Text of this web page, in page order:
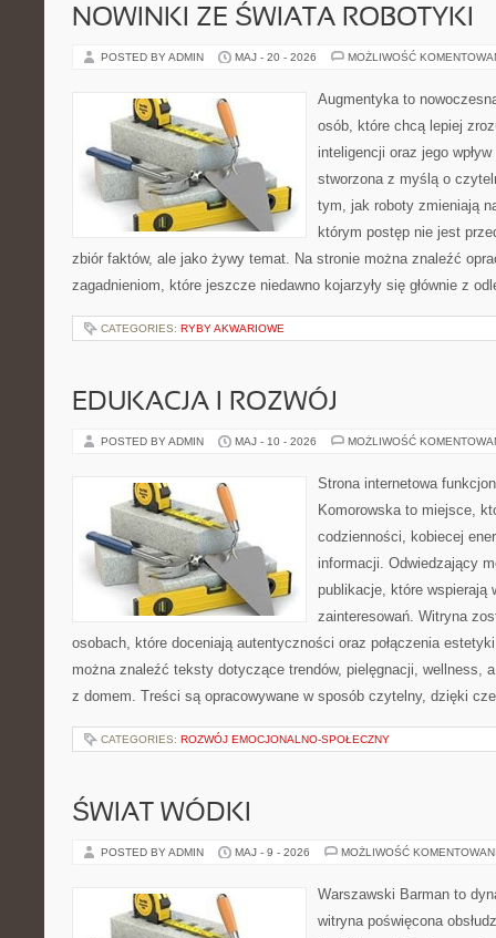
NOWINKI ZE ŚWIATA ROBOTYKI
POSTED BY ADMIN MAJ - 20 - 2026 MOŻLIWOŚĆ
Augmentyka to
osób, które chcą lepiej
inteligencji oraz jego
stworzona z myślą o
tym, jak roboty zmieniają
którym postęp nie jest
zbiór faktów, ale jako żywy temat. Na stronie można znaleźć
zagadnieniom, które jeszcze niedawno kojarzyły się głównie z
CATEGORIES: RYBY AKWARIOWE
EDUKACJA I ROZWÓJ
POSTED BY ADMIN MAJ - 10 - 2026 MOŻLIWOŚĆ
Strona internetowa
Komorowska to miejsce,
codzienności, kobiecej
informacji. Odwiedzający
publikacje, które wspierają
zainteresowań. Witryna
osobach, które doceniają autentyczności oraz połączenia
można znaleźć teksty dotyczące trendów, pielęgnacji, wellness,
z domem. Treści są opracowywane w sposób czytelny, dzięki
CATEGORIES: ROZWÓJ EMOCJONALNO-SPOŁECZNY
ŚWIAT WÓDKI
POSTED BY ADMIN MAJ - 9 - 2026 MOŻLIWOŚĆ
Warszawski Barman to
witryna poświęcona